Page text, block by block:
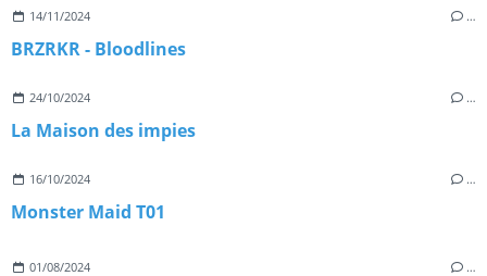
14/11/2024 …
BRZRKR - Bloodlines
24/10/2024 …
La Maison des impies
16/10/2024 …
Monster Maid T01
01/08/2024 …